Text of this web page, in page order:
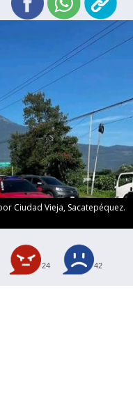
Ciudad Vieja, Sacatepéquez.
24 42